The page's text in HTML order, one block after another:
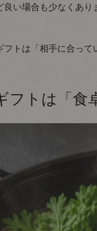
い場合も少なくあり
トは「相手に合って
フトは「食